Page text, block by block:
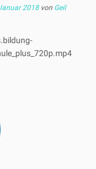
2018 von Geil